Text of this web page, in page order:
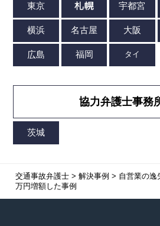
協力弁護士事務
交通事故弁護士> 解決事例 > 自営業の逸
万円増額した事例